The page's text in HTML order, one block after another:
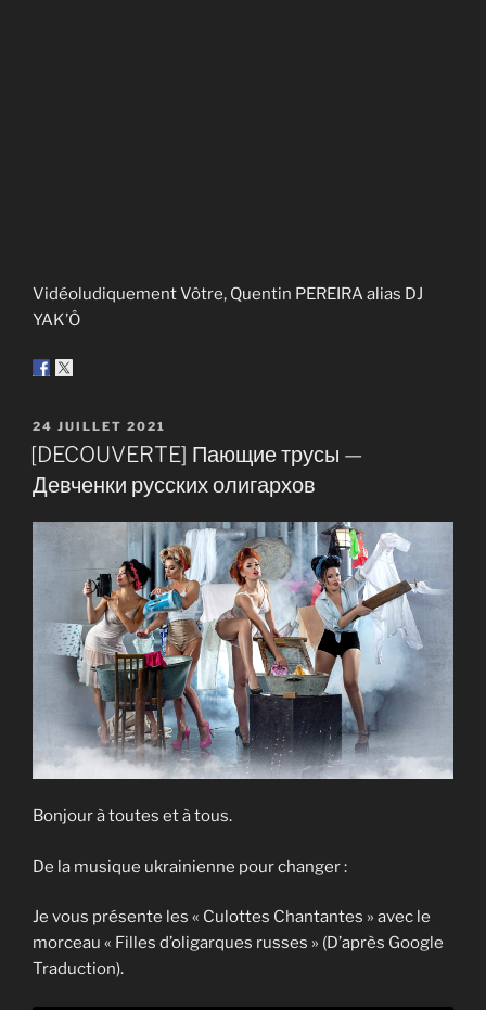
Vidéoludiquement Vôtre, Quentin PEREIRA alias DJ
YAK’Ô
PUBLIÉ
LE
24 JUILLET 2021
[DECOUVERTE] Пающие трусы —
Девченки русских олигархов
Bonjour à toutes et à tous.
De la musique ukrainienne pour changer :
Je vous présente les « Culottes Chantantes » avec le
morceau « Filles d’oligarques russes » (D’après Google
Traduction).